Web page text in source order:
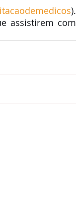
).
assistirem com